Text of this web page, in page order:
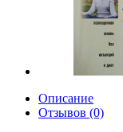
Описание
Отзывов (0)